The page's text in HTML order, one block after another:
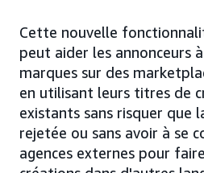
Cette nouvelle
peut aider les annonceurs
marques sur des
en utilisant leurs titres de
existants sans risquer que
rejetée ou sans avoir à se
agences externes pour